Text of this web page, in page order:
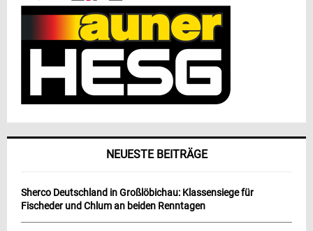
NEUESTE BEITRÄGE
Sherco Deutschland in Großlöbichau: Klassensiege für
Fischeder und Chlum an beiden Renntagen